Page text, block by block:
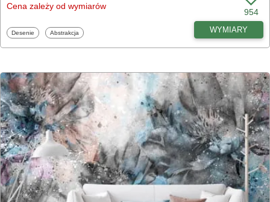
Cena zależy od wymiarów
954
Fototapety
Desenie Fototapety
Abstrakcja WYMIARY